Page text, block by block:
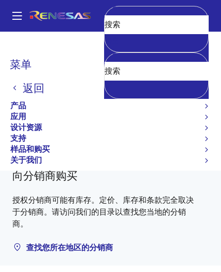
到
Main
navigation
菜单
返回
产品
应用
设计资源
支持
样品和购买
关于我们
清空
面
屑
2SB1261-Z
2SB1261(0)-Z-E1-AY
过时
Bipolar Power Transistors
2SB1261-Z Data Sheet
有关 2SB1261-Z 的所有信息
向分销商购买
授权分销商可能有库存。定价、库存和条款完全取决
于分销商。请访问我们的目录以查找您当地的分销
商。
查找您所在地区的分销商